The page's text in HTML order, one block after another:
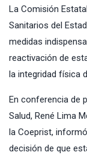
La Comisión
Sanitarios del
medidas
reactivación de
la integridad física
En conferencia de
Salud, René Lima
la Coeprist,
decisión de que